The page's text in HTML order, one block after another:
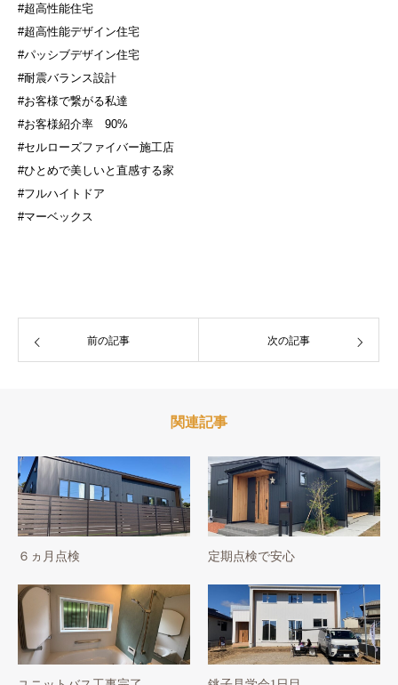
#超高性能住宅
#超高性能デザイン住宅
#パッシブデザイン住宅
#耐震バランス設計
#お客様で繋がる私達
#お客様紹介率 90%
#セルローズファイバー施工店
#ひとめで美しいと直感する家
#フルハイトドア
#マーベックス
前の記事 次の記事
関連記事
６ヵ月点検 定期点検で安心